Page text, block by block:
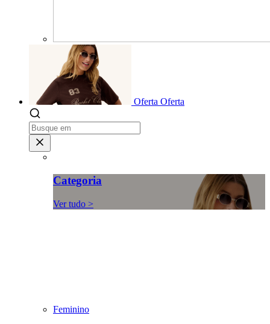
Oferta Oferta
Categoria
Ver tudo >
Feminino